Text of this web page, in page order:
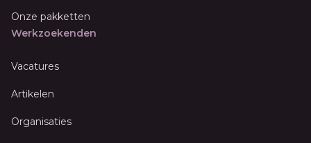
Onze pakketten
Werkzoekenden
Vacatures
Artikelen
Organisaties